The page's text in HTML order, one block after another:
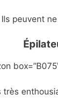
Ils peuvent
très